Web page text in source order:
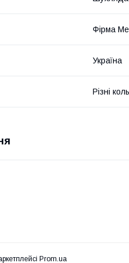
Фірма
Україна
Різні
Prom.ua